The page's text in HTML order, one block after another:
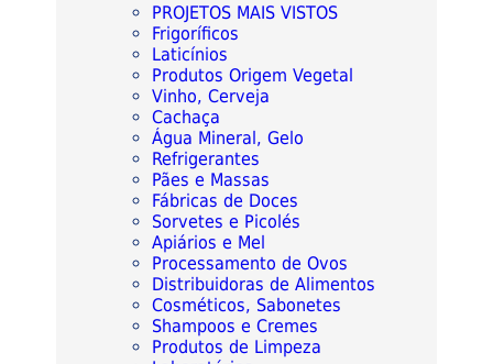
PROJETOS MAIS VISTOS
Frigoríficos
Laticínios
Produtos Origem Vegetal
Vinho, Cerveja
Cachaça
Água Mineral, Gelo
Refrigerantes
Pães e Massas
Fábricas de Doces
Sorvetes e Picolés
Apiários e Mel
Processamento de Ovos
Distribuidoras de Alimentos
Cosméticos, Sabonetes
Shampoos e Cremes
Produtos de Limpeza